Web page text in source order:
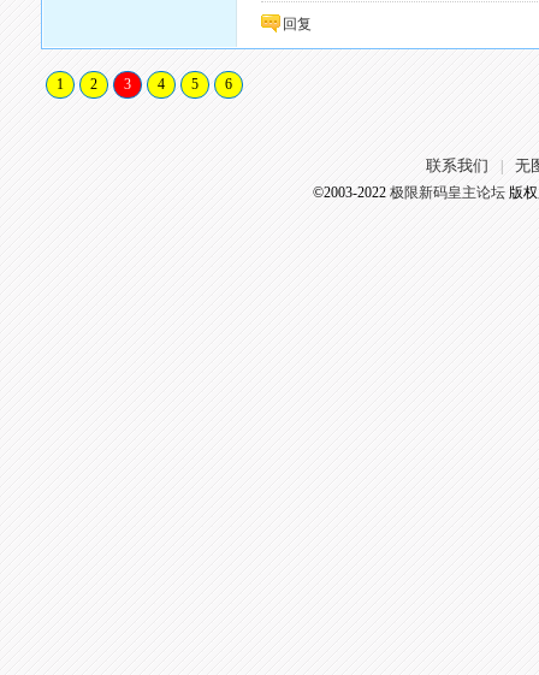
回复
1 2 3 4 5 6
联系我们 无
©2003-2022 极限新码皇主论坛版权